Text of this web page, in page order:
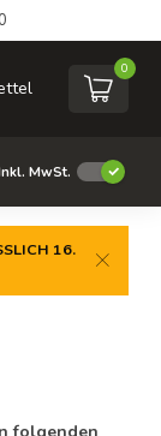
0
MwSt.
16.